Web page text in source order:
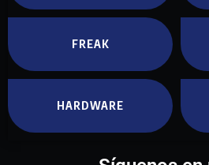
FREAK
HARDWARE